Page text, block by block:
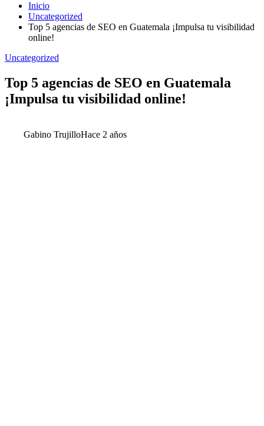
Inicio
Uncategorized
Top 5 agencias de SEO en Guatemala ¡Impulsa tu visibilidad
online!
Uncategorized
Top 5 agencias de SEO en Guatemala
¡Impulsa tu visibilidad online!
Gabino TrujilloHace 2 años